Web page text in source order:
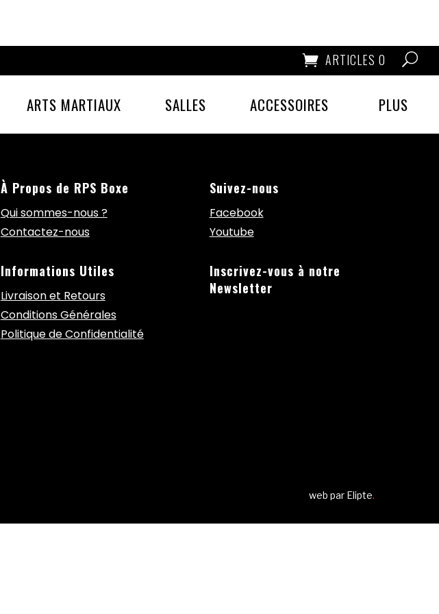
ARTICLES 0
ARTS MARTIAUX SALLES ACCESSOIRES PLUS
À Propos de RPS Boxe
Qui sommes-nous ?
Contactez-nous
Informations Utiles
Livraison et Retours
Conditions Générales
Politique de Confidentialité
Suivez-nous
Facebook
Youtube
Inscrivez-vous à notre
Newsletter
web par Elipte.